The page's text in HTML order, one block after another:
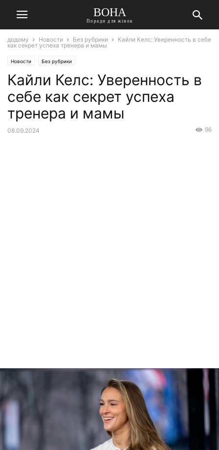
ВОНА
Поради для жінок
додому Новости Без рубрики
Кайли Келс: Уверенность в себе
как секрет успеха тренера и мамы
Новости Без рубрики
Кайли Келс: Уверенность в
себе как секрет успеха
тренера и мамы
08.09.2024 96